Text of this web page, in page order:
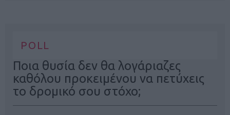
POLL
Ποια θυσία δεν θα λογάριαζες
καθόλου προκειμένου να πετύχεις
το δρομικό σου στόχο;